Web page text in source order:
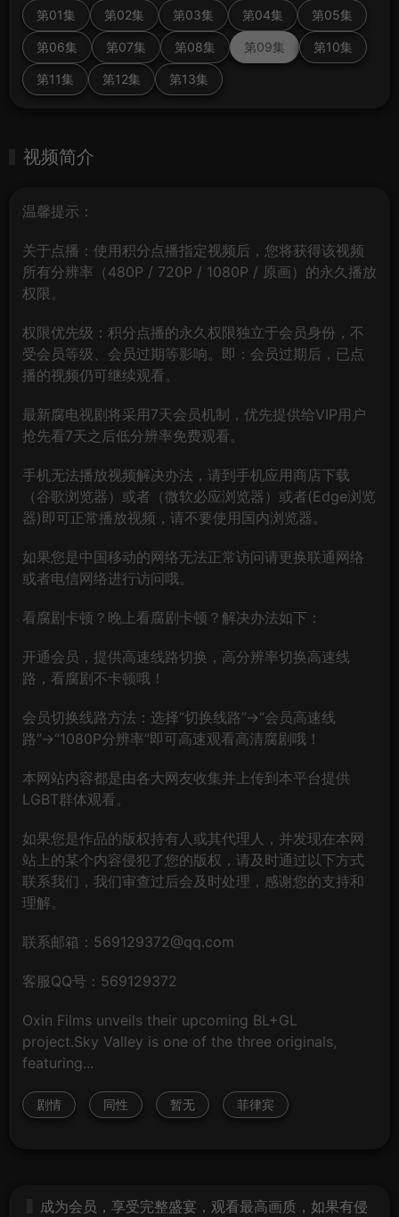
第01集 第02集 第03集 第04集 第05集
第06集 第07集 第08集 第09集 第10集
第11集 第12集 第13集
视频简介
温馨提示：
关于点播：使用积分点播指定视频后，您将获得该视频
所有分辨率（480P / 720P / 1080P / 原画）的永久播放
权限。
权限优先级：积分点播的永久权限独立于会员身份，不
受会员等级、会员过期等影响。即：会员过期后，已点
播的视频仍可继续观看。
最新腐电视剧将采用7天会员机制，优先提供给VIP用户
抢先看7天之后低分辨率免费观看。
手机无法播放视频解决办法，请到手机应用商店下载
（谷歌浏览器）或者（微软必应浏览器）或者(Edge浏览
器)即可正常播放视频，请不要使用国内浏览器。
如果您是中国移动的网络无法正常访问请更换联通网络
或者电信网络进行访问哦。
看腐剧卡顿？晚上看腐剧卡顿？解决办法如下：
开通会员，提供高速线路切换，高分辨率切换高速线
路，看腐剧不卡顿哦！
会员切换线路方法：选择“切换线路”→“会员高速线
路”→“1080P分辨率”即可高速观看高清腐剧哦！
本网站内容都是由各大网友收集并上传到本平台提供
LGBT群体观看。
如果您是作品的版权持有人或其代理人，并发现在本网
站上的某个内容侵犯了您的版权，请及时通过以下方式
联系我们，我们审查过后会及时处理，感谢您的支持和
理解。
联系邮箱：569129372@qq.com
客服QQ号：569129372
Oxin Films unveils their upcoming BL+GL
project.Sky Valley is one of the three originals,
featuring...
剧情 同性 暂无 菲律宾
成为会员，享受完整盛宴，观看最高画质，如果有侵